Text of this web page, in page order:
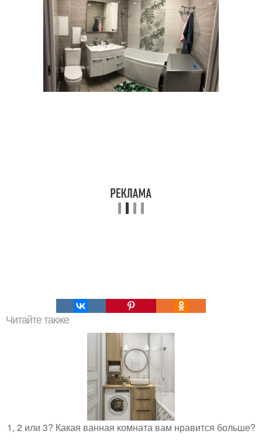
Читайте также
1, 2 или 3? Какая ванная комната вам нравится больше?